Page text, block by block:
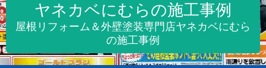
ヤネカベにむらの施工事例
屋根リフォーム＆外壁塗装専門店ヤネカベにむら
の施工事例